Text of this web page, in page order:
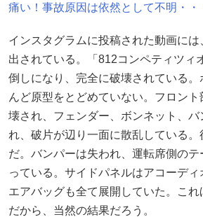
痛い！事故原因は依然として不明・・
インスタグラムに投稿された動画に
出されている。「812コンペティツィ
倒しになり、完全に破壊されている。
んど原型をとどめていない。フロン
壊され、フェンダー、ボンネット、バ
れ、破片が辺り一面に散乱している
だ。バンパーは失われ、運転席側の
っている。サイドパネルはアコーディ
エアバッグも全て展開していた。こ
だから、当然の結果だろう。